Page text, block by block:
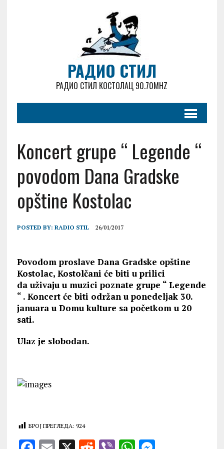
РАДИО СТИЛ
РАДИО СТИЛ КОСТОЛАЦ 90.70MHZ
Koncert grupe “ Legende “
povodom Dana Gradske
opštine Kostolac
POSTED BY: RADIO STIL 26/01/2017
Povodom proslave Dana Gradske opštine
Kostolac, Kostolčani će biti u prilici
da uživaju u muzici poznate grupe “ Legende
“ . Koncert će biti održan u ponedeljak 30.
januara u Domu kulture sa početkom u 20
sati.
Ulaz je slobodan.
БРОЈ ПРЕГЛЕДА: 924